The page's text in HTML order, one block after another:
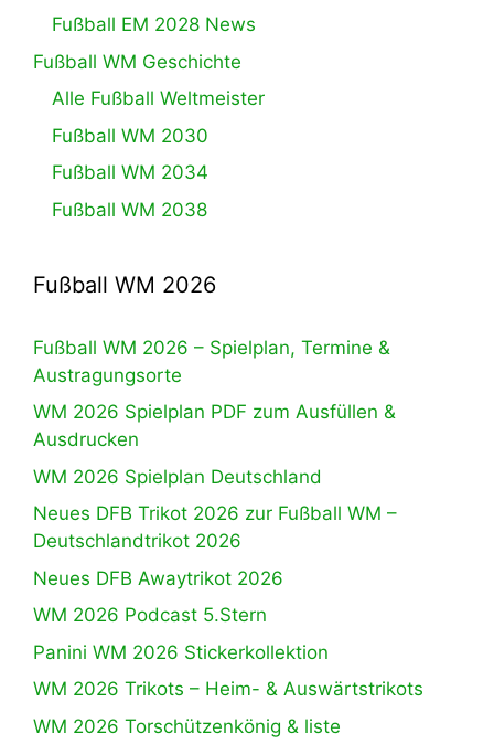
Fußball EM 2028 News
Fußball WM Geschichte
Alle Fußball Weltmeister
Fußball WM 2030
Fußball WM 2034
Fußball WM 2038
Fußball WM 2026
Fußball WM 2026 – Spielplan, Termine &
Austragungsorte
WM 2026 Spielplan PDF zum Ausfüllen &
Ausdrucken
WM 2026 Spielplan Deutschland
Neues DFB Trikot 2026 zur Fußball WM –
Deutschlandtrikot 2026
Neues DFB Awaytrikot 2026
WM 2026 Podcast 5.Stern
Panini WM 2026 Stickerkollektion
WM 2026 Trikots – Heim- & Auswärtstrikots
WM 2026 Torschützenkönig & liste